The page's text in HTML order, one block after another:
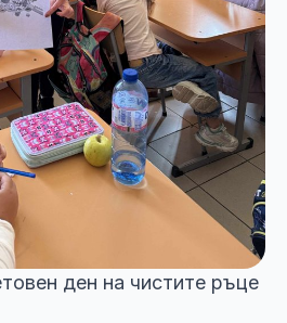
ден на чистите ръце